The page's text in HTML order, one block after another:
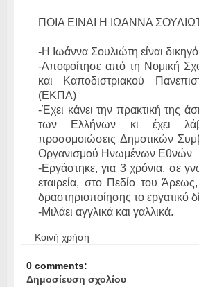
ΠΟΙΑ ΕΙΝΑΙ Η ΙΩΑΝΝΑ
-Η Ιωάννα Σουλιώτη είναι
-Αποφοίτησε από τη Νομική
και Καποδιστριακού
(ΕΚΠΑ)
-Έχει κάνει την πρακτική της
των Ελλήνων κι έχει
προσομοιώσεις Δημοτικών
Οργανισμού Ηνωμένων Εθνών
-Εργάστηκε, για 3 χρόνια, σε
εταιρεία, στο Πεδίο του
δραστηριοποίησης το εργατικό
-Μιλάει αγγλικά και γαλλικά.
Κοινή χρήση
0 comments:
Δημοσίευση σχολίου